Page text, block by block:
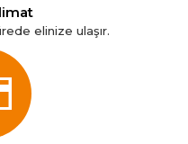
elinize ulaşır.